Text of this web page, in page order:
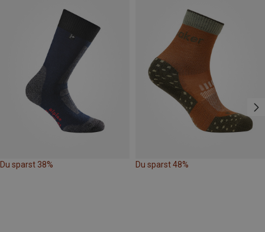
Du sparst 38% Du sparst 48%